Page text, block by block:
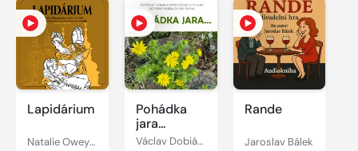
Lapidárium
Natalie Oweyssi
Pohádka
jara...
Václav Dobiáš, Julius Fučík, Vilém Kyral, Václav Vačkář, František Jánský, Rudolf Urbanec
Rande
Jaroslav Bálek